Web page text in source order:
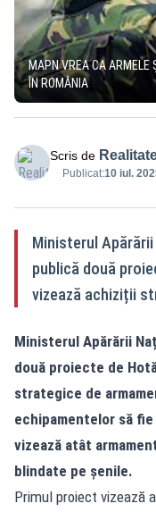
MAPN VREA CA ARMELE
ÎN ROMÂNIA
Scris de
Publicat:10 iul.
Ministerul
publică două
vizează achiziții
Ministerul Apărării
două proiecte de
strategice de
echipamentelor să
vizează atât
blindate pe șenile.
Primul proiect vizează